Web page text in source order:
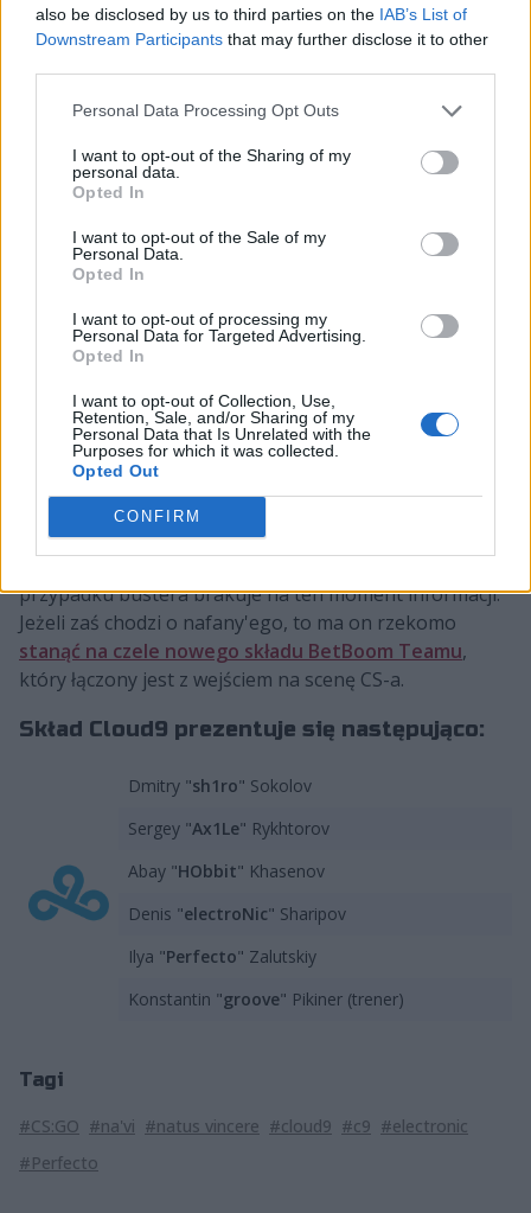
also be disclosed by us to third parties on the IAB’s List of
Downstream Participants that may further disclose it to other
Personal Data Processing Opt Outs
I want to opt-out of the Sharing of my
personal data.
Opted In
I want to opt-out of the Sale of my
Personal Data.
Opted In
I want to opt-out of processing my
Personal Data for Targeted Advertising.
Opted In
I want to opt-out of Collection, Use,
Retention, Sale, and/or Sharing of my
Personal Data that Is Unrelated with the
Purposes for which it was collected.
Opted Out
CONFIRM
Śledź transfery na scenie Counter-
Strike'a:
Zgodnie z plotkami przyjście electroNica i Perfecto
oznacza, że poza drużyną wylądowali Vladislav "nafany"
Gorshkov i Timur "buster" Tulepov. Ten pierwszy grał
w barwach Cloud9 od kwietnia 2022, czyli od momentu
powrotu organizacji na scenę Counter-Strike'a. Z kolei
Kazacha zaangażowano zaledwie pół roku temu. Teraz
obaj znaleźli się na ławce rezerwowych i to w
momencie, gdy większość ekip zdążyła już
przypadku bustera brakuje na ten moment informacji.
Jeżeli zaś chodzi o nafany'ego, to ma on rzekomo
stanąć na czele nowego składu BetBoom Teamu,
który łączony jest z wejściem na scenę CS-a.
Skład Cloud9 prezentuje się następująco:
Dmitry "sh1ro" Sokolov
Sergey "Ax1Le" Rykhtorov
Abay "HObbit" Khasenov
Denis "electroNic" Sharipov
Ilya "Perfecto" Zalutskiy
Konstantin "groove" Pikiner (trener)
Tagi
#CS:GO #na'vi #natus vincere #cloud9 #c9 #electronic
#Perfecto